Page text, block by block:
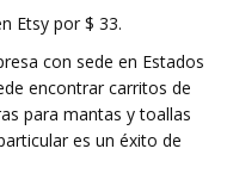
Etsy por $ 33.
con sede en Estados
encontrar carritos de
para mantas y toallas
es un éxito de